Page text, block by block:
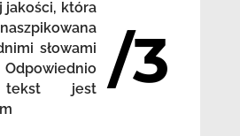
jakości, która
słowami
tekst jest
/3